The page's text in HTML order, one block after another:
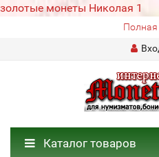
золотые монеты Николая 1
Полная
Каталог товаров